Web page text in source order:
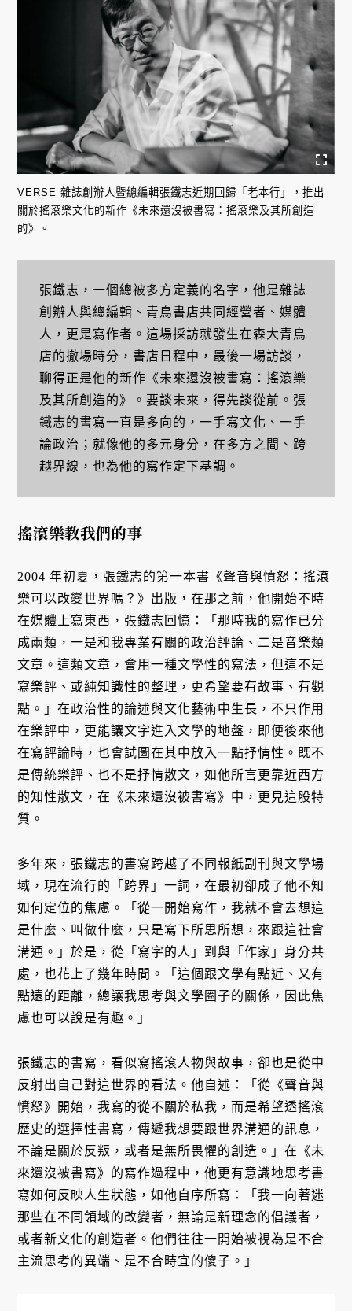
VERSE 雜誌創辦人暨總編輯張鐵志近期回歸「老本行」，推出
關於搖滾樂文化的新作《未來還沒被書寫：搖滾樂及其所創造
的》。
張鐵志，一個總被多方定義的名字，他是雜誌
創辦人與總編輯、青鳥書店共同經營者、媒體
人，更是寫作者。這場採訪就發生在森大青鳥
店的撤場時分，書店日程中，最後一場訪談，
聊得正是他的新作《未來還沒被書寫：搖滾樂
及其所創造的》。要談未來，得先談從前。張
鐵志的書寫一直是多向的，一手寫文化、一手
論政治；就像他的多元身分，在多方之間、跨
越界線，也為他的寫作定下基調。
搖滾樂教我們的事
2004 年初夏，張鐵志的第一本書《聲音與憤怒：搖滾
樂可以改變世界嗎？》出版，在那之前，他開始不時
在媒體上寫東西，張鐵志回憶：「那時我的寫作已分
成兩類，一是和我專業有關的政治評論、二是音樂類
文章。這類文章，會用一種文學性的寫法，但這不是
寫樂評、或純知識性的整理，更希望要有故事、有觀
點。」在政治性的論述與文化藝術中生長，不只作用
在樂評中，更能讓文字進入文學的地盤，即便後來他
在寫評論時，也會試圖在其中放入一點抒情性。既不
是傳統樂評、也不是抒情散文，如他所言更靠近西方
的知性散文，在《未來還沒被書寫》中，更見這股特
質。
多年來，張鐵志的書寫跨越了不同報紙副刊與文學場
域，現在流行的「跨界」一詞，在最初卻成了他不知
如何定位的焦慮。「從一開始寫作，我就不會去想這
是什麼、叫做什麼，只是寫下所思所想，來跟這社會
溝通。」於是，從「寫字的人」到與「作家」身分共
處，也花上了幾年時間。「這個跟文學有點近、又有
點遠的距離，總讓我思考與文學圈子的關係，因此焦
慮也可以說是有趣。」
張鐵志的書寫，看似寫搖滾人物與故事，卻也是從中
反射出自己對這世界的看法。他自述：「從《聲音與
憤怒》開始，我寫的從不關於私我，而是希望透搖滾
歷史的選擇性書寫，傳遞我想要跟世界溝通的訊息，
不論是關於反叛，或者是無所畏懼的創造。」在《未
來還沒被書寫》的寫作過程中，他更有意識地思考書
寫如何反映人生狀態，如他自序所寫：「我一向著迷
那些在不同領域的改變者，無論是新理念的倡議者，
或者新文化的創造者。他們往往一開始被視為是不合
主流思考的異端、是不合時宜的傻子。」